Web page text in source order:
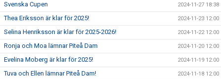
Svenska Cupen 2024-11-27 18:38
Thea Eriksson är klar för 2025! 2024-11-23 12:00
Selina Henriksson är klar för 2025-2026! 2024-11-22 12:00
Ronja och Moa lämnar Piteå Dam 2024-11-20 12:00
Evelina Moberg är klar för 2025! 2024-11-19 12:00
Tuva och Ellen lämnar Piteå Dam! 2024-11-18 12:00